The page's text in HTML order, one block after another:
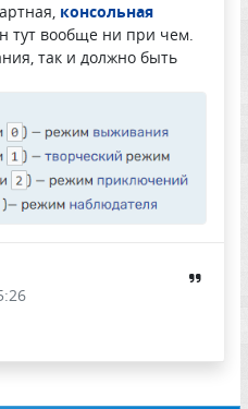
консольная
тут вообще ни при чем.
так и должно быть